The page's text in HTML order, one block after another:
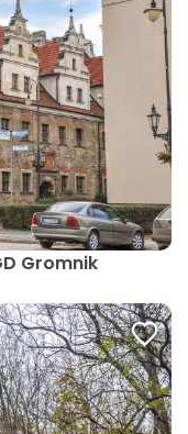
Gromnik